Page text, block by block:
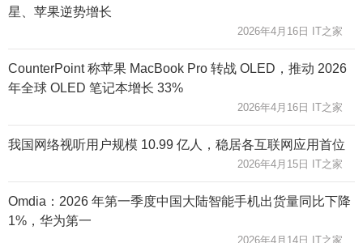
星、苹果逆势增长
2026年4月16日 IT之家
CounterPoint 称苹果 MacBook Pro 转战 OLED，推动 2026
年全球 OLED 笔记本增长 33%
2026年4月16日 IT之家
我国网络视听用户规模 10.99 亿人，稳居各互联网应用首位
2026年4月15日 IT之家
Omdia：2026 年第一季度中国大陆智能手机出货量同比下降
1%，华为第一
2026年4月14日 IT之家